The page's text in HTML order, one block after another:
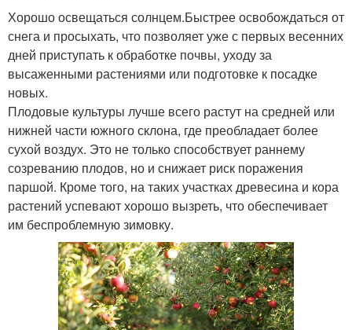
Хорошо освещаться солнцем.Быстрее освобождаться от
снега и просыхать, что позволяет уже с первых весенних
дней приступать к обработке почвы, уходу за
высаженными растениями или подготовке к посадке
новых.
Плодовые культуры лучше всего растут на средней или
нижней части южного склона, где преобладает более
сухой воздух. Это не только способствует раннему
созреванию плодов, но и снижает риск поражения
паршой. Кроме того, на таких участках древесина и кора
растений успевают хорошо вызреть, что обеспечивает
им беспроблемную зимовку.